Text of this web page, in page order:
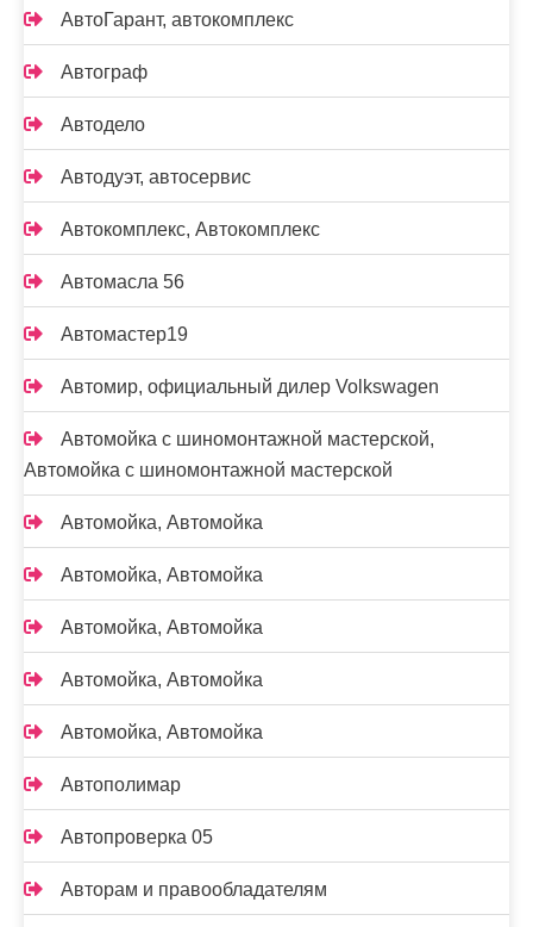
АвтоГарант, автокомплекс
Автограф
Автодело
Автодуэт, автосервис
Автокомплекс, Автокомплекс
Автомасла 56
Автомастер19
Автомир, официальный дилер Volkswagen
Автомойка с шиномонтажной мастерской,
Автомойка с шиномонтажной мастерской
Автомойка, Автомойка
Автомойка, Автомойка
Автомойка, Автомойка
Автомойка, Автомойка
Автомойка, Автомойка
Автополимар
Автопроверка 05
Авторам и правообладателям